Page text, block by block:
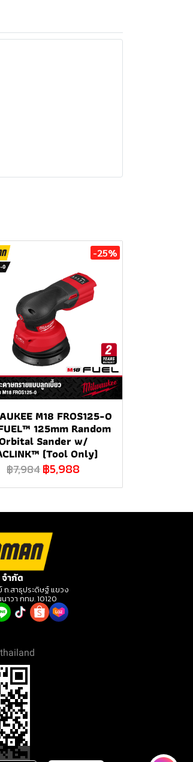
-25%
M18 FROS125-0
125mm Random
Sander w/
(Tool Only)
฿7,984฿5,988
ำกัด
.สาธุประดิษฐ์ แขวง
าวา กทม. 10120